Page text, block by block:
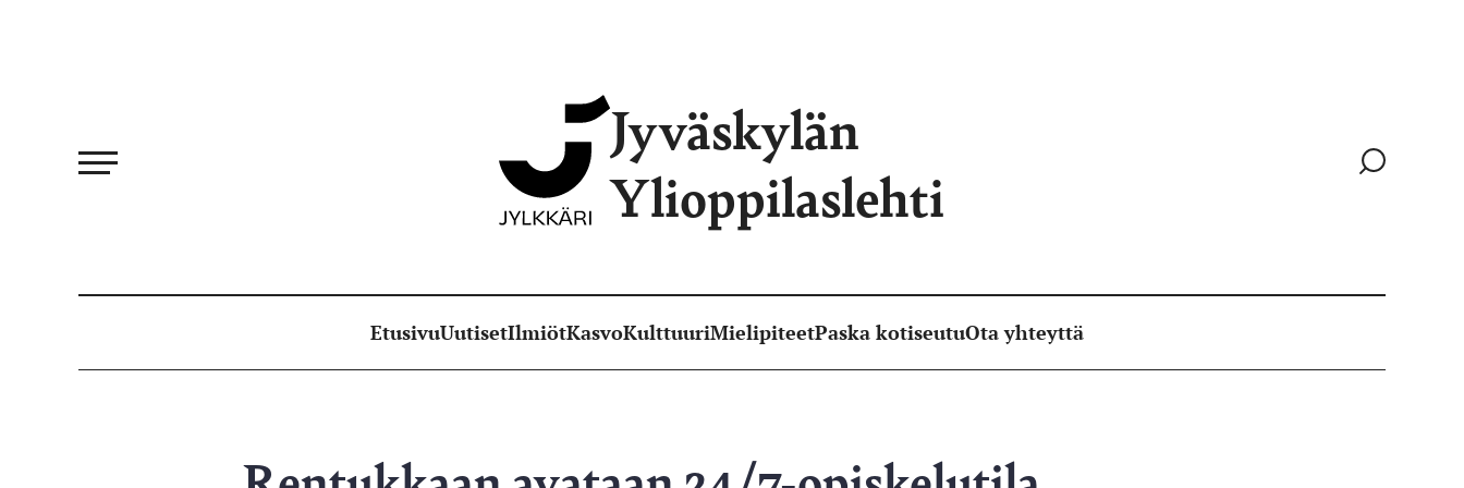
Jyväskylän
Ylioppilaslehti
Siirry
EtusivuUutisetIlmiötKasvoKulttuuriMielipiteetPaska kotiseutuOta yhteyttä